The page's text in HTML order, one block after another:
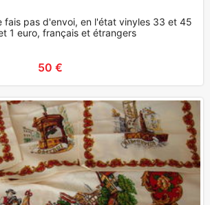
fais pas d'envoi, en l'état vinyles 33 et 45
1 euro, français et étrangers
50 €